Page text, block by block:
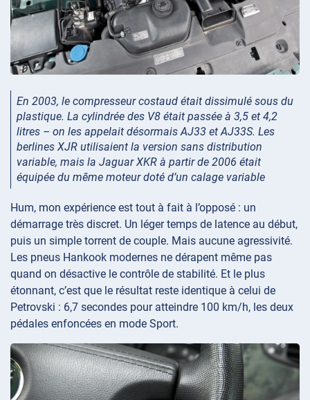
En 2003, le compresseur costaud était dissimulé sous du
plastique. La cylindrée des V8 était passée à 3,5 et 4,2
litres – on les appelait désormais AJ33 et AJ33S. Les
berlines XJR utilisaient la version sans distribution
variable, mais la Jaguar XKR à partir de 2006 était
équipée du même moteur doté d’un calage variable
Hum, mon expérience est tout à fait à l’opposé : un
démarrage très discret. Un léger temps de latence au début,
puis un simple torrent de couple. Mais aucune agressivité.
Les pneus Hankook modernes ne dérapent même pas
quand on désactive le contrôle de stabilité. Et le plus
étonnant, c’est que le résultat reste identique à celui de
Petrovski : 6,7 secondes pour atteindre 100 km/h, les deux
pédales enfoncées en mode Sport.